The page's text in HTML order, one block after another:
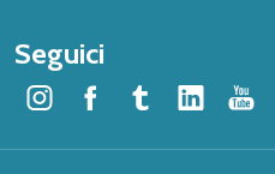
Seguici